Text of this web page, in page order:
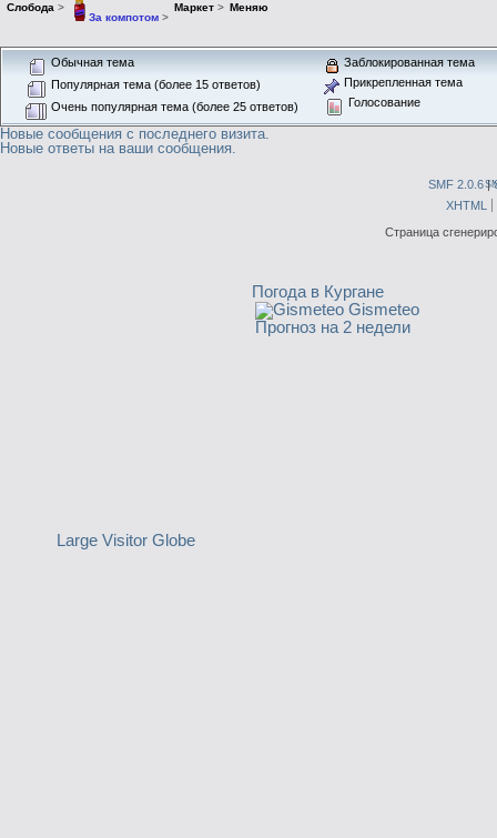
Слобода >
За компотом>
Маркет> Меняю
Обычная тема
Популярная тема (более 15 ответов)
Очень популярная тема (более 25 ответов)
Заблокированная тема
Прикрепленная тема
Голосование
Новые сообщения с последнего визита.
Новые ответы на ваши сообщения.
SMF 2.0.6|
XHTML
Страница
Large Visitor Globe
Погода в Кургане
Gismeteo
Прогноз на 2 недели